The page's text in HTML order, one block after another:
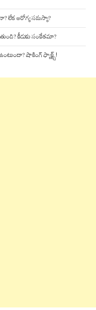
లేక ఆరోగ్య సమస్యా?
కీడుకు సంకేతమా?
షాకింగ్ ఫ్యాక్ట్స్!